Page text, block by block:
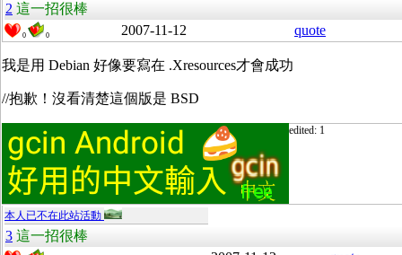
2 這一招很棒
0 0 2007-11-12 quote
我是用 Debian 好像要寫在 .Xresources才會成功
//抱歉！沒看清楚這個版是 BSD
edited: 1
本人已不在此站活動
3 這一招很棒